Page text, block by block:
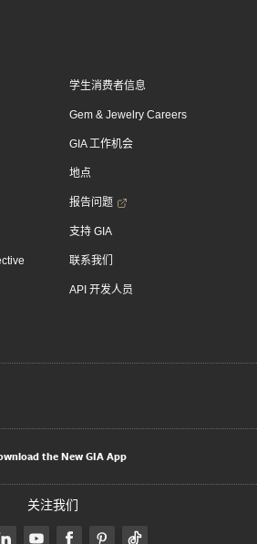
学生消费者信息
Gem & Jewelry Careers
GIA 工作机会
地点
报告问题
支持 GIA
联系我们
API 开发人员
the New GIA App
关注我们